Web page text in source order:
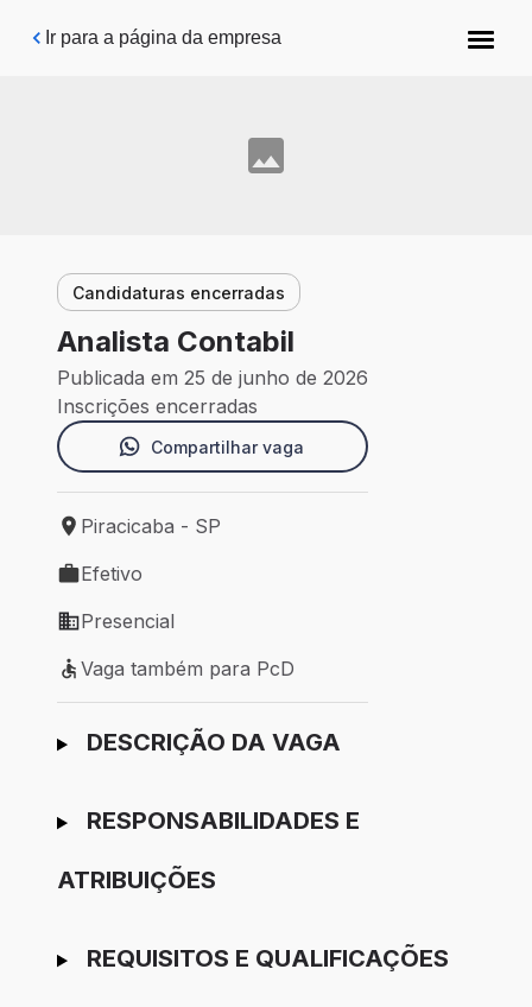
Pular para o conteúdo principal
Ir para a página da empresa
Candidaturas encerradas
Analista Contabil
Publicada em 25 de junho de 2026
Inscrições encerradas
Compartilhar vaga
Local de trabalho: Piracicaba - SP
Piracicaba - SP
Tipo de vaga: Efetivo
Efetivo
Modelo de trabalho: Presencial
Presencial
Vaga também para PcD
Vaga também para PcD
Ir para candidatura
DESCRIÇÃO DA VAGA
RESPONSABILIDADES E
ATRIBUIÇÕES
REQUISITOS E QUALIFICAÇÕES